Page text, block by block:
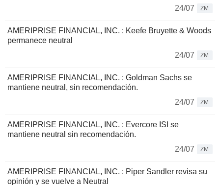
24/07
ZM
AMERIPRISE FINANCIAL, INC. : Keefe Bruyette & Woods
permanece neutral
24/07
ZM
AMERIPRISE FINANCIAL, INC. : Goldman Sachs se
mantiene neutral, sin recomendación.
24/07
ZM
AMERIPRISE FINANCIAL, INC. : Evercore ISI se
mantiene neutral sin recomendación.
24/07
ZM
AMERIPRISE FINANCIAL, INC. : Piper Sandler revisa su
opinión y se vuelve a Neutral